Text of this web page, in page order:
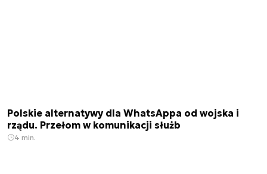
Polskie alternatywy dla WhatsAppa od wojska i
rządu. Przełom w komunikacji służb
4 min.